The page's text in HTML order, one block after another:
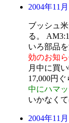
2004年11
ブッシュ
る。
いろ部品
効のお知
月中に買
17,000円
中にハマ
いかなく
2004年11